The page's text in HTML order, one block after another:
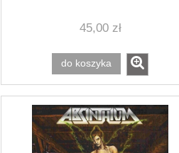
45,00 zł
do koszyka